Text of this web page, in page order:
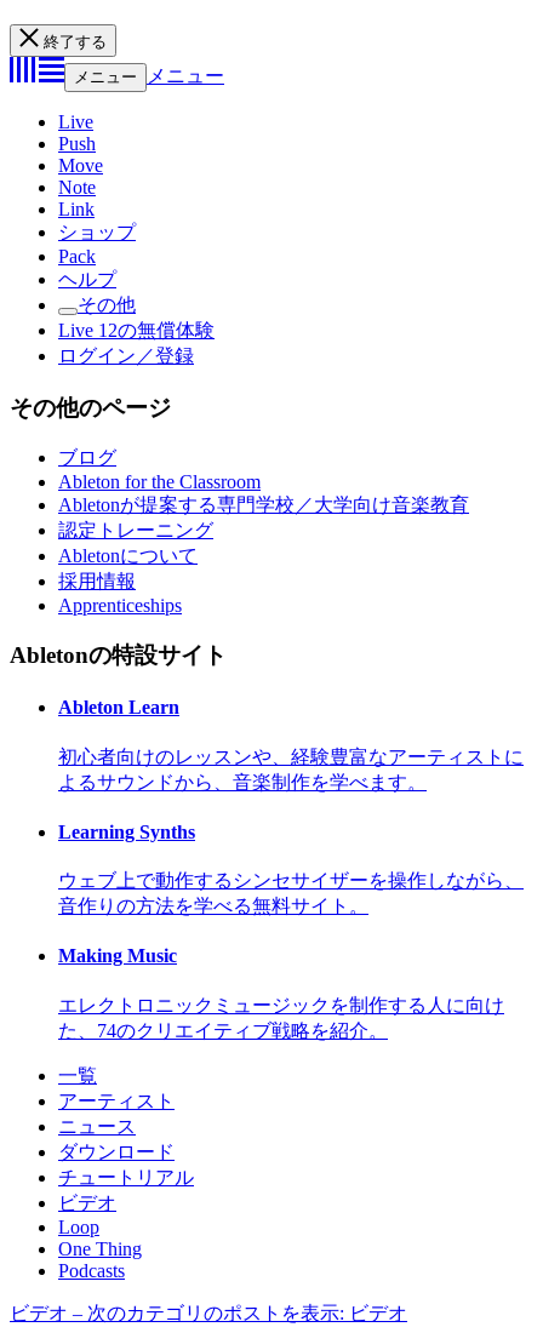
終了する
メニュー
メニュー
Live
Push
Move
Note
Link
ショップ
Pack
ヘルプ
その他
Live 12の無償体験
ログイン／登録
その他のページ
ブログ
Ableton for the Classroom
Abletonが提案する専門学校／大学向け音楽教育
認定トレーニング
Abletonについて
採用情報
Apprenticeships
Abletonの特設サイト
Ableton Learn
初心者向けのレッスンや、経験豊富なアーティストに
よるサウンドから、音楽制作を学べます。
Learning Synths
ウェブ上で動作するシンセサイザーを操作しながら、
音作りの方法を学べる無料サイト。
Making Music
エレクトロニックミュージックを制作する人に向け
た、74のクリエイティブ戦略を紹介。
一覧
アーティスト
ニュース
ダウンロード
チュートリアル
ビデオ
Loop
One Thing
Podcasts
ビデオ – 次のカテゴリのポストを表示: ビデオ